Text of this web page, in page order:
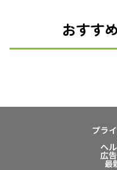
おすす
プラ
ヘ
広
最